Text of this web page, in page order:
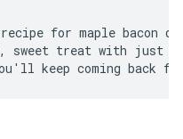
for maple bacon
sweet treat with just a
keep coming back